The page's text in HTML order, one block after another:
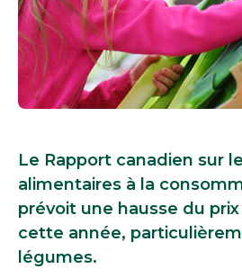
Le Rapport canadien sur
alimentaires à la
prévoit une hausse du
cette année,
légumes.